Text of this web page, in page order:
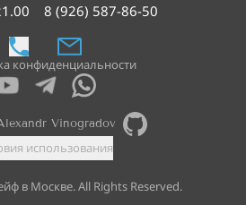
8 (926) 587-86-50
конфиденциальности
использования
в Москве. All Rights Reserved.
Vinogradov